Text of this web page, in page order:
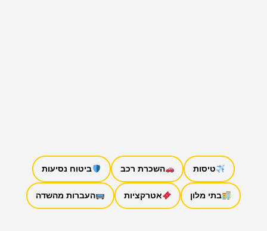
טיסות השכרת רכב ביטוח נסיעות
בתי מלון אטרקציות העברות מהשדה